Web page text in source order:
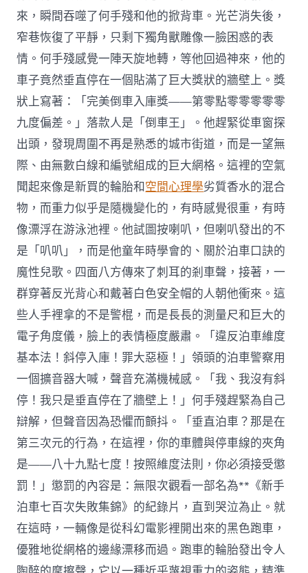
來，瞬間吞噬了何手殘和他的掀背車。光芒消失後，
窄巷恢復了平靜，只剩下獨角獸雕像一臉困惑的表
情。何手殘感覺一陣天旋地轉，等他回過神來，他的
車子竟然垂直停在一個貼滿了巨大獎狀的牆壁上。獎
狀上寫著：「完美倒車入庫獎——第零點零零零零零
九度偏差。」落款人是「倒車王」。他趕緊從車窗探
出頭，發現周圍不再是熟悉的城市街道，而是一望無
際、由無數白線和編號組成的巨大網格。這裡的空氣
聞起來像是新買的輪胎和空間心理學劣質香水的混合
物，而重力似乎是隨機變化的，有時感覺很重，有時
像漂浮在游泳池裡。他試圖按喇叭，但喇叭發出的不
是「叭叭」，而是他童年時學會的、關於泊車口訣的
魔性兒歌。四面八方傳來了刺耳的剎車聲，接著，一
群穿著反光背心和戴著白色安全帽的人朝他衝來。這
些人手裡拿的不是警棍，而是長長的測量尺和巨大的
電子角度儀，臉上的表情極度嚴肅。「違反泊車維度
基本法！斜停入庫！罪大惡極！」領頭的泊車警察用
一個擴音器大喊，聲音充滿機械感。「我、我沒有斜
停！我只是垂直停在了牆壁上！」何手殘趕緊為自己
辯解，但聲音因為恐懼而顫抖。「垂直泊車？那是在
第三次元的行為，在這裡，你的車體與停車線的夾角
是——八十九點七度！按照維度法則，你必須接受懲
罰！」懲罰的內容是：無限次觀看一部名為**《新手
泊車七百次失敗集錦》的紀錄片，直到哭泣為止。就
在這時，一輛像是從科幻電影裡開出來的黑色跑車，
優雅地從網格的邊緣漂移而過。跑車的輪胎發出令人